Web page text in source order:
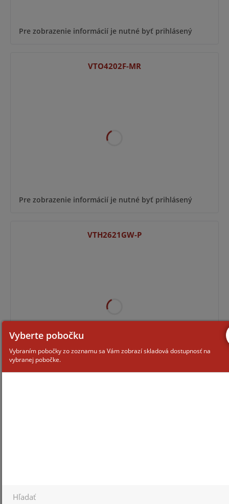
Pre zobrazenie informácií je nutné byť prihlásený
VTO4202F-MR
Pre zobrazenie informácií je nutné byť prihlásený
VTH2621GW-P
Vyberte pobočku
Vybraním pobočky zo zoznamu sa Vám zobrazí skladová dostupnosť na
vybranej pobočke.